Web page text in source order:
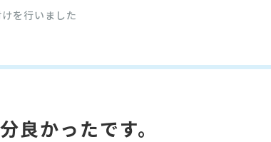
を行いました
良かったです。